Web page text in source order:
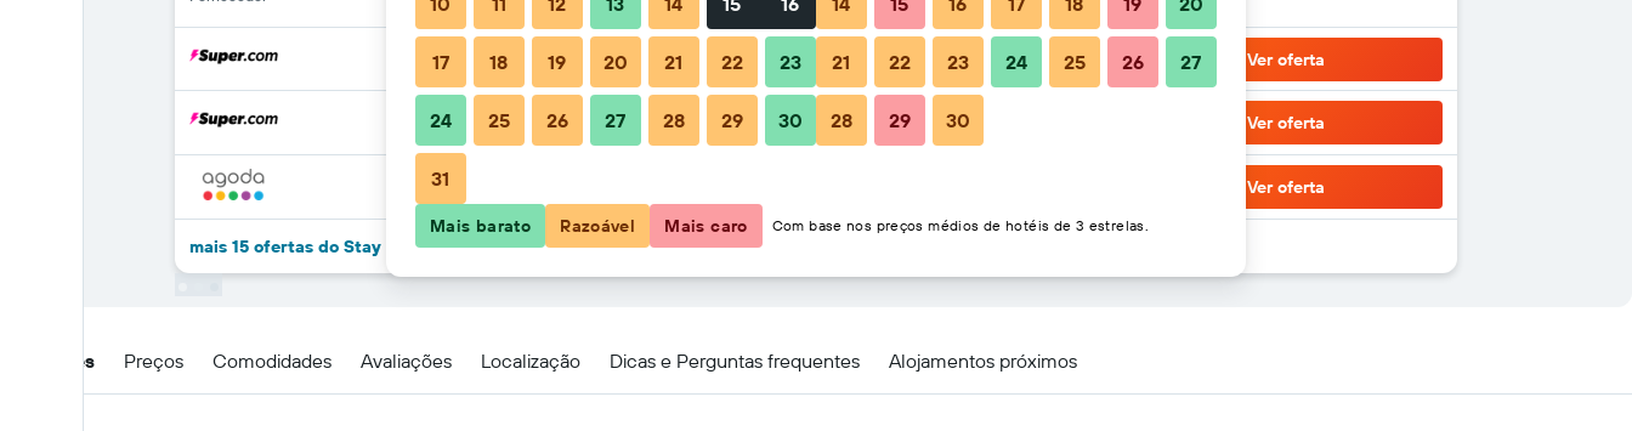
67 € Ver oferta
76 € Ver oferta
Ver oferta
mais 15 ofertas do Stay Fairfield - Fairfield Place and Fairfield Manor Bed & Breakfast
Detalhes Preços Comodidades Avaliações Localização Dicas e Perguntas frequentes Alojamentos próximos
17 18 19 20 21 22 23
24 25 26 27 28 29 30
31
21 22 23 24 25 26 27
28 29 30
Mais barato Razoável Mais caro Com base nos preços médios de hotéis de 3 estrelas.